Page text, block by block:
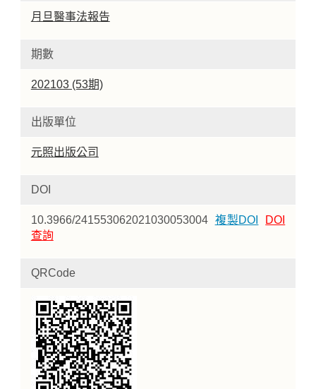
月旦醫事法報告
期數
202103 (53期)
出版單位
元照出版公司
DOI
10.3966/241553062021030053004 複製DOI
DOI
查詢
QRCode